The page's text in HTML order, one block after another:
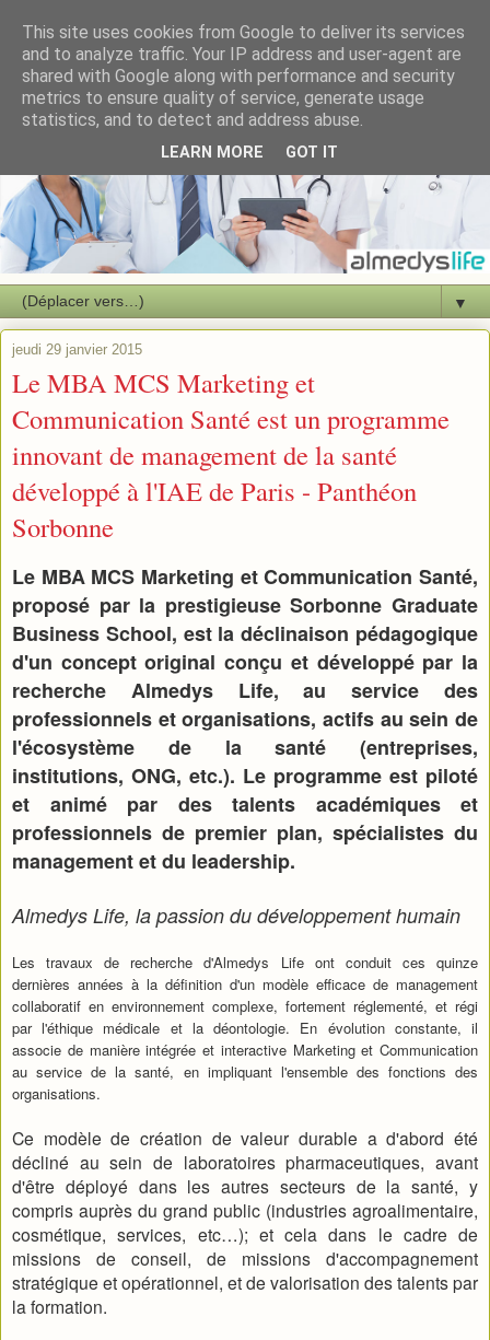
▼
jeudi 29 janvier 2015
Le MBA MCS Marketing et
Communication Santé est un programme
innovant de management de la santé
développé à l'IAE de Paris - Panthéon
Sorbonne
Le MBA MCS Marketing et Communication Santé,
proposé par la prestigieuse Sorbonne Graduate
Business School, est la déclinaison pédagogique
d'un concept original conçu et développé par la
recherche Almedys Life, au service des
professionnels et organisations, actifs au sein de
l'écosystème de la santé (entreprises,
institutions, ONG, etc.). Le programme est piloté
et animé par des talents académiques et
professionnels de premier plan, spécialistes du
management et du leadership.
Almedys Life, la passion du développement humain
Les travaux de recherche d'Almedys Life ont conduit ces quinze
dernières années à la définition d'un modèle efficace de management
collaboratif en environnement complexe, fortement réglementé, et régi
par l'éthique médicale et la déontologie. En évolution constante, il
associe de manière intégrée et interactive Marketing et Communication
au service de la santé, en impliquant l'ensemble des fonctions des
organisations.
Ce modèle de création de valeur durable a d'abord été
décliné au sein de laboratoires pharmaceutiques, avant
d'être déployé dans les autres secteurs de la santé, y
compris auprès du grand public (industries agroalimentaire,
cosmétique, services, etc…); et cela dans le cadre de
missions de conseil, de missions d'accompagnement
stratégique et opérationnel, et de valorisation des talents par
la formation.
This site uses cookies from Google to deliver its services
and to analyze traffic. Your IP address and user-agent are
shared with Google along with performance and security
metrics to ensure quality of service, generate usage
statistics, and to detect and address abuse.
LEARN MORE GOT IT